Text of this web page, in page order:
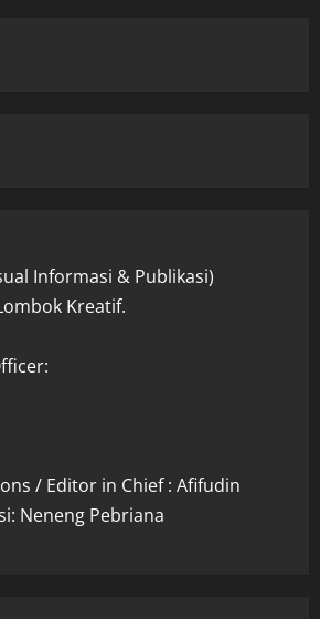
Informasi & Publikasi)
Kreatif.
/ Editor in Chief : Afifudin
Neneng Pebriana